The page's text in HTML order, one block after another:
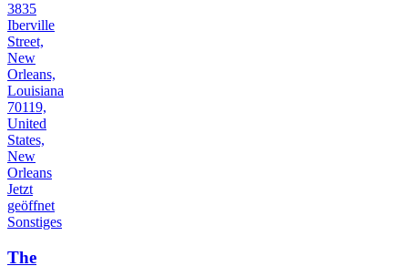
3835
Iberville
Street,
New
Orleans,
Louisiana
70119,
United
States,
New
Orleans
Jetzt
geöffnet
Sonstiges
The